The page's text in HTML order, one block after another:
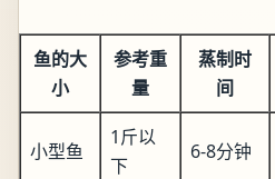
鱼的大
小
参考重
量
蒸制时
间
小型鱼
1斤以
下
6-8分钟